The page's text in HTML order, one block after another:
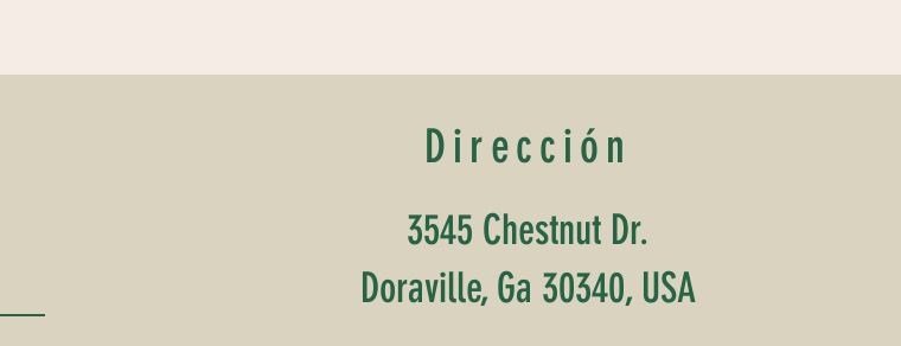
Dirección
3545 Chestnut Dr.
Doraville, Ga 30340, USA